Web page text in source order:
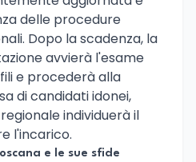
delle procedure
Dopo la scadenza, la
avvierà l'esame
e procederà alla
di candidati idonei,
individuerà il
l'incarico.
e le sue sfide